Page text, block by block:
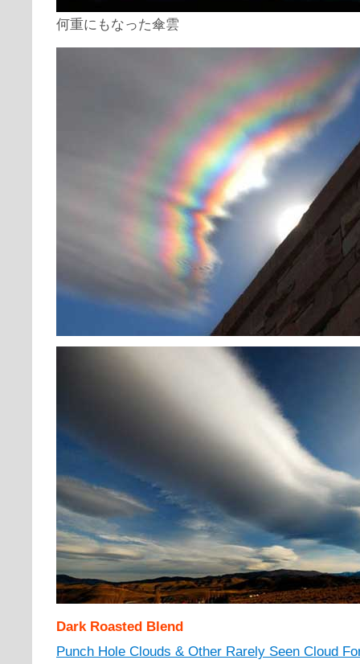
何重にもなった傘雲
Dark Roasted Blend
Punch Hole Clouds & Other Rarely Seen Cloud